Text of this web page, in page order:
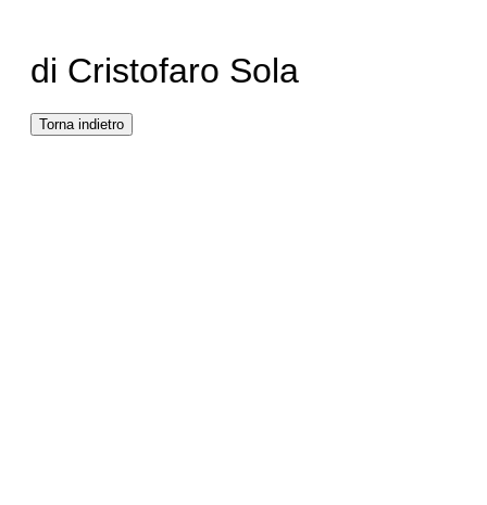
di Cristofaro Sola